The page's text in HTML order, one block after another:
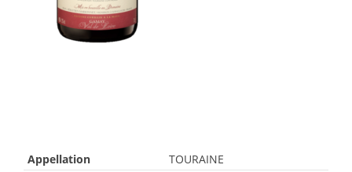
Appellation
TOURAINE